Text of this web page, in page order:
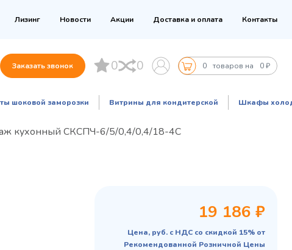
Лизинг Новости Акции Доставка и оплата Контакты
Заказать звонок 0 0 0 товаров на 0 ₽
шоковой заморозки Витрины для кондитерской Шкафы
кухонный СКСПЧ-6/5/0,4/0,4/18-4С
19 186 ₽
Цена, руб. с НДС со скидкой 15% от
Рекомендованной Розничной Цены